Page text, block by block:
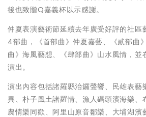
後也致贈Q嘉義杯以示感謝。
仲夏表演藝術節延續去年廣受好評的社區
4部曲，《首部曲》仲夏嘉藝、《貳部曲
曲》海風藝想、《肆部曲》山水風情，並
演出。
演出內容包括諸羅縣治鑼聲響、民雄表藝
異、朴子風土諸羅情、漁人碼頭濱海樂、
農情樂同歡、阿里山原音鄒樂、大埔湖